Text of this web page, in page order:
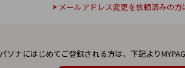
メールアドレス変更を依頼済みの方
パソナにはじめてご登録される方は、 下記より